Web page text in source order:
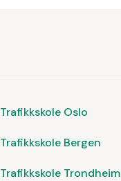
Trafikkskole Oslo
Trafikkskole Bergen
Trafikkskole Trondheim